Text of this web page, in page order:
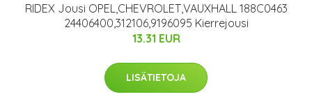
RIDEX Jousi OPEL,CHEVROLET,VAUXHALL 188C0463
24406400,312106,9196095 Kierrejousi
13.31 EUR
LISÄTIETOJA